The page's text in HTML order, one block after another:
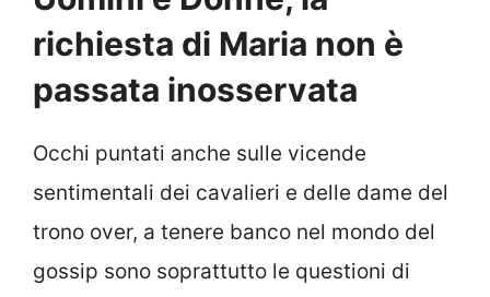
richiesta di Maria non è
passata inosservata
Occhi puntati anche sulle vicende
sentimentali dei cavalieri e delle dame del
trono over, a tenere banco nel mondo del
gossip sono soprattutto le questioni di